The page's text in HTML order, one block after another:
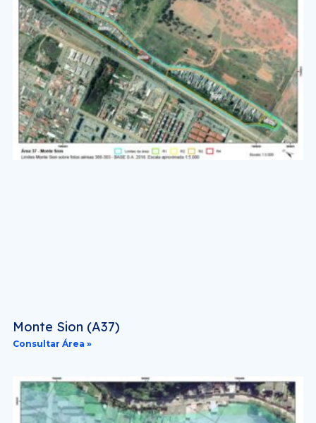
Monte Sion (A37)
Consultar Área »